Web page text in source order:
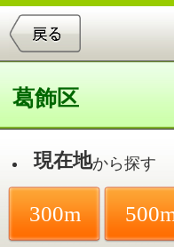
現在地
300m 500m
カテゴリ